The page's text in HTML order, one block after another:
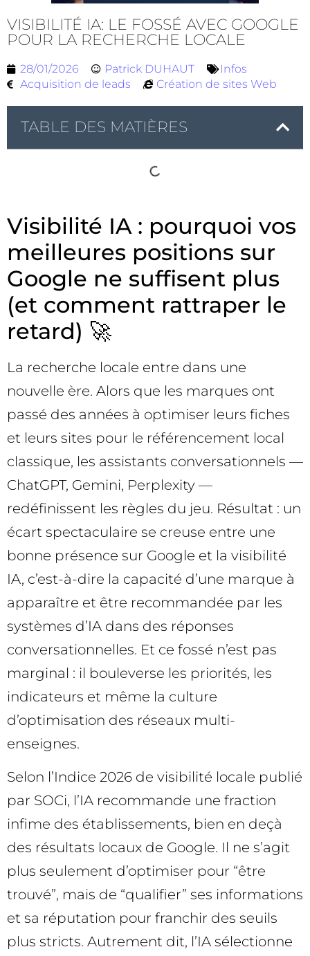
VISIBILITÉ IA: LE FOSSÉ AVEC GOOGLE
POUR LA RECHERCHE LOCALE
28/01/2026 Patrick DUHAUT
Infos
Acquisition de leads
Création de sites Web
TABLE DES MATIÈRES
Visibilité IA : pourquoi vos
meilleures positions sur
Google ne suffisent plus
(et comment rattraper le
retard) 🚀
La recherche locale entre dans une
nouvelle ère. Alors que les marques ont
passé des années à optimiser leurs fiches
et leurs sites pour le référencement local
classique, les assistants conversationnels —
ChatGPT, Gemini, Perplexity —
redéfinissent les règles du jeu. Résultat : un
écart spectaculaire se creuse entre une
bonne présence sur Google et la visibilité
IA, c’est-à-dire la capacité d’une marque à
apparaître et être recommandée par les
systèmes d’IA dans des réponses
conversationnelles. Et ce fossé n’est pas
marginal : il bouleverse les priorités, les
indicateurs et même la culture
d’optimisation des réseaux multi-
enseignes.
Selon l’Indice 2026 de visibilité locale publié
par SOCi, l’IA recommande une fraction
infime des établissements, bien en deçà
des résultats locaux de Google. Il ne s’agit
plus seulement d’optimiser pour “être
trouvé”, mais de “qualifier” ses informations
et sa réputation pour franchir des seuils
plus stricts. Autrement dit, l’IA sélectionne